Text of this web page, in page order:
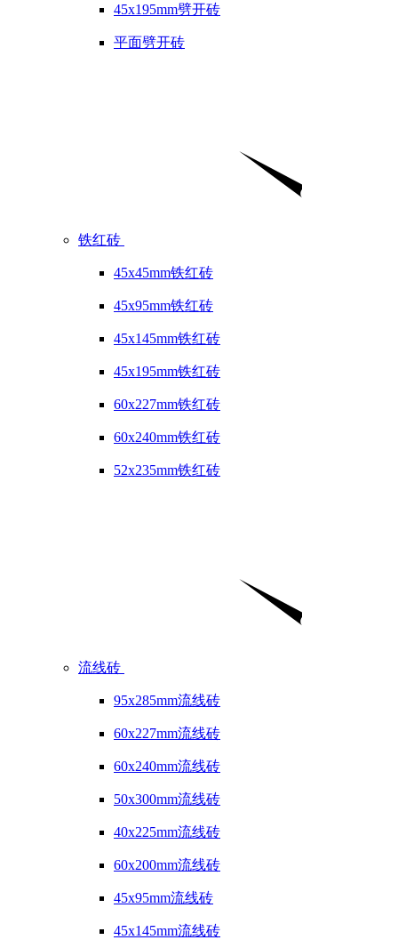
45x195mm劈开砖
平面劈开砖
铁红砖
45x45mm铁红砖
45x95mm铁红砖
45x145mm铁红砖
45x195mm铁红砖
60x227mm铁红砖
60x240mm铁红砖
52x235mm铁红砖
流线砖
95x285mm流线砖
60x227mm流线砖
60x240mm流线砖
50x300mm流线砖
40x225mm流线砖
60x200mm流线砖
45x95mm流线砖
45x145mm流线砖